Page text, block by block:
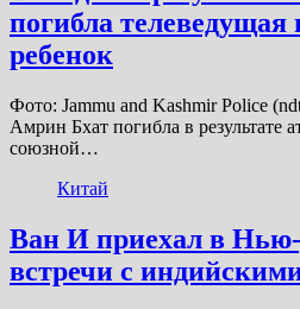
погибла телеведущая
ребенок
Фото: Jammu and Kashmir Police
Амрин Бхат погибла в результате
союзной…
Китай
Ван И приехал в
встречи с